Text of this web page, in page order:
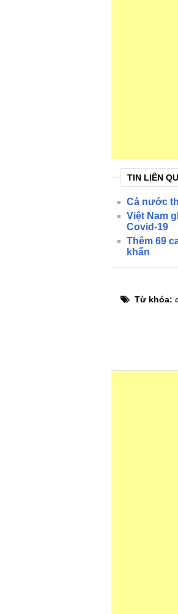
TIN LIÊN
Cả nước
Việt Nam
Covid-19
Thêm 69
khẩn
Từ khóa: